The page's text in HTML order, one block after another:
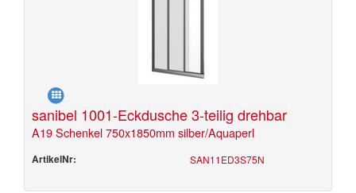
sanibel 1001-Eckdusche 3-teilig drehbar
A19 Schenkel 750x1850mm silber/Aquaperl
ArtikelNr: SAN11ED3S75N